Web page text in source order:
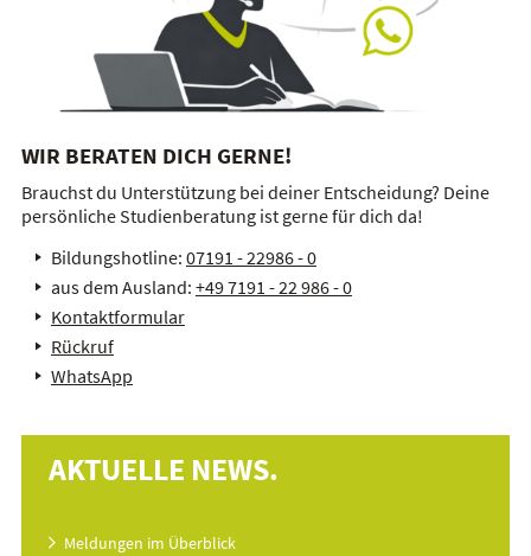
WIR BERATEN DICH GERNE!
Brauchst du Unterstützung bei deiner Entscheidung? Deine
persönliche Studienberatung ist gerne für dich da!
Bildungshotline: 07191 - 22986 - 0
aus dem Ausland: +49 7191 - 22 986 - 0
Kontaktformular
Rückruf
WhatsApp
AKTUELLE NEWS.
Meldungen im Überblick